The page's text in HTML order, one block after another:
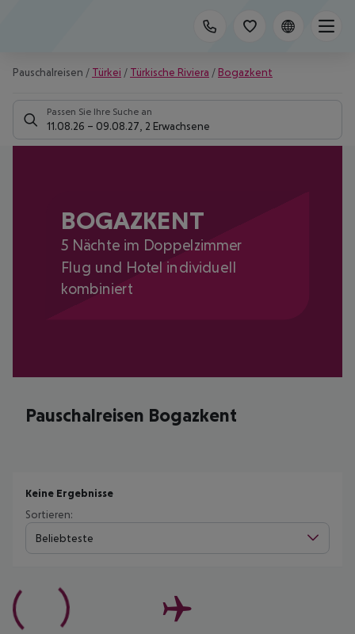
Pauschalreisen / Türkei / Türkische Riviera / Bogazkent
Passen Sie Ihre Suche an
11.08.26 – 09.08.27 2 Erwachsene
BOGAZKENT
5 Nächte im Doppelzimmer
Flug und Hotel individuell
kombiniert
Pauschalreisen Bogazkent
Keine Ergebnisse
Sortieren:
Beliebteste